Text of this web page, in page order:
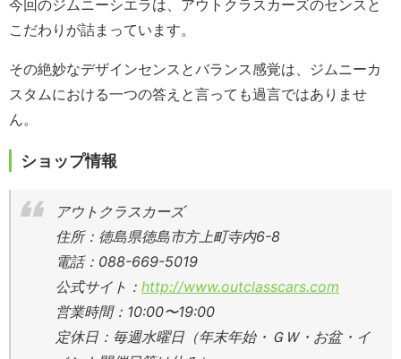
今回のジムニーシエラは、アウトクラスカーズのセンスと
こだわりが詰まっています。
その絶妙なデザインセンスとバランス感覚は、ジムニーカ
スタムにおける一つの答えと言っても過言ではありませ
ん。
ショップ情報
アウトクラスカーズ
住所：徳島県徳島市方上町寺内6-8
電話：088-669-5019
公式サイト： http://www.outclasscars.com
営業時間：10:00〜19:00
定休日：毎週水曜日（年末年始・ＧＷ・お盆・イ